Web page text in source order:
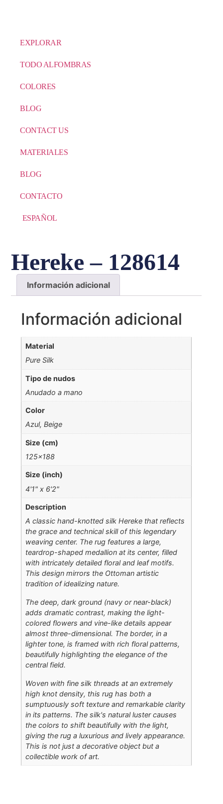
EXPLORAR
TODO ALFOMBRAS
COLORES
BLOG
CONTACT US
MATERIALES
BLOG
CONTACTO
ESPAÑOL
Hereke – 128614
Información adicional
Información adicional
Material
Pure Silk
Tipo de nudos
Anudado a mano
Color
Azul, Beige
Size (cm)
125×188
Size (inch)
4'1" x 6'2"
Description
A classic hand-knotted silk Hereke that reflects
the grace and technical skill of this legendary
weaving center. The rug features a large,
teardrop-shaped medallion at its center, filled
with intricately detailed floral and leaf motifs.
This design mirrors the Ottoman artistic
tradition of idealizing nature.
The deep, dark ground (navy or near-black)
adds dramatic contrast, making the light-
colored flowers and vine-like details appear
almost three-dimensional. The border, in a
lighter tone, is framed with rich floral patterns,
beautifully highlighting the elegance of the
central field.
Woven with fine silk threads at an extremely
high knot density, this rug has both a
sumptuously soft texture and remarkable clarity
in its patterns. The silk's natural luster causes
the colors to shift beautifully with the light,
giving the rug a luxurious and lively appearance.
This is not just a decorative object but a
collectible work of art.